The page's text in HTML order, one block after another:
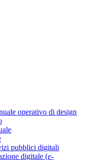
operativo di design
pubblici digitali
digitale (e-